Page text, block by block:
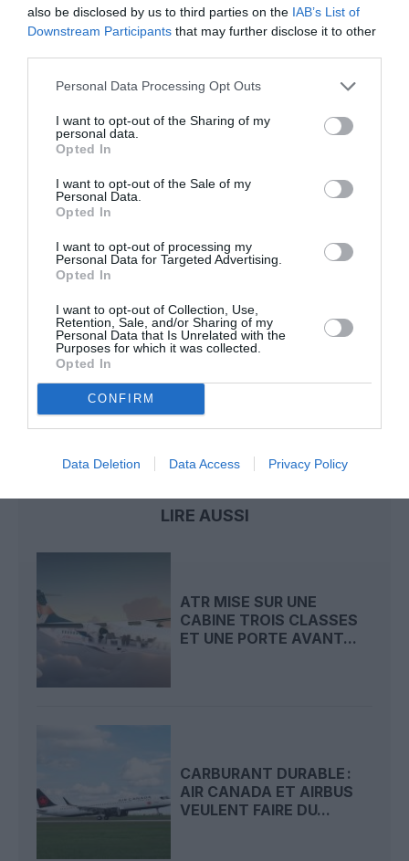
also be disclosed by us to third parties on the IAB’s List of
Downstream Participants that may further disclose it to other
Personal Data Processing Opt Outs
I want to opt-out of the Sharing of my
personal data.
Opted In
I want to opt-out of the Sale of my
Personal Data.
Opted In
I want to opt-out of processing my
Personal Data for Targeted Advertising.
Opted In
I want to opt-out of Collection, Use,
Retention, Sale, and/or Sharing of my
Personal Data that Is Unrelated with the
Purposes for which it was collected.
Opted In
CONFIRM
Data Deletion Data Access Privacy Policy
DERNIERS COMMENTAIRES
Mathématiques
19 h 23 sans escale : le Boeing 777F de National
Airlines relie l’Écosse à l’Australie
Badissi novembria commenté l'article :
Nice–Corse : ces vols électriques qui se profilent à
l’horizon 2030
LIRE AUSSI
ATR MISE SUR UNE
CABINE TROIS CLASSES
ET UNE PORTE AVANT...
CARBURANT DURABLE :
AIR CANADA ET AIRBUS
VEULENT FAIRE DU...